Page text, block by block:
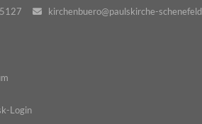
kirchenbuero@paulskirche-
Login